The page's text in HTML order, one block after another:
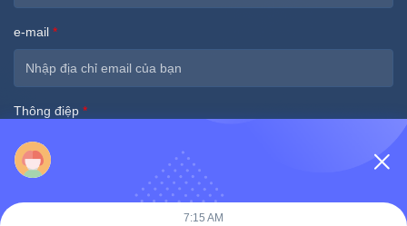
e-mail *
Thông điệp *
7:15 AM